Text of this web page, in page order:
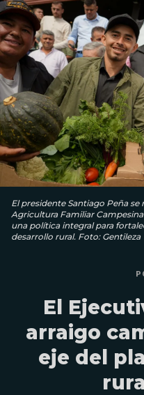
El presidente Santiago Peña
Agricultura Familiar
una política integral para
desarrollo rural. Foto: Gentileza
El
arraigo
eje del